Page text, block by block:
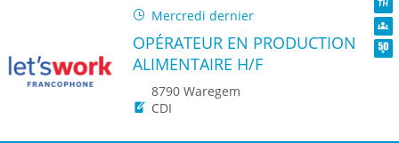
Mercredi dernier
TH
OPÉRATEUR EN PRODUCTION
ALIMENTAIRE H/F
8790 Waregem
CDI